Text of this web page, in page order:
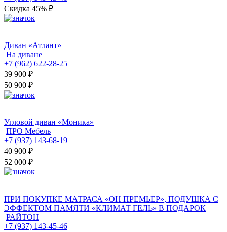
Скидка 45% ₽
Диван «Атлант»
На диване
+7 (962) 622-28-25
39 900 ₽
50 900 ₽
Угловой диван «Моника»
ПРО Мебель
+7 (937) 143-68-19
40 900 ₽
52 000 ₽
ПРИ ПОКУПКЕ МАТРАСА «ОН ПРЕМЬЕР», ПОДУШКА С
ЭФФЕКТОМ ПАМЯТИ «КЛИМАТ ГЕЛЬ» В ПОДАРОК
РАЙТОН
+7 (937) 143-45-46